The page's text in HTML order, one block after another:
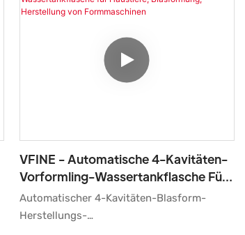
VFINE - Automatische 4-Kavitäten-
Vorformling-Wassertankflasche Für
Haustiere, Blasformung, Herstellung
Von Formmaschinen
Automatischer 4-Kavitäten-Blasform-
Herstellungs-